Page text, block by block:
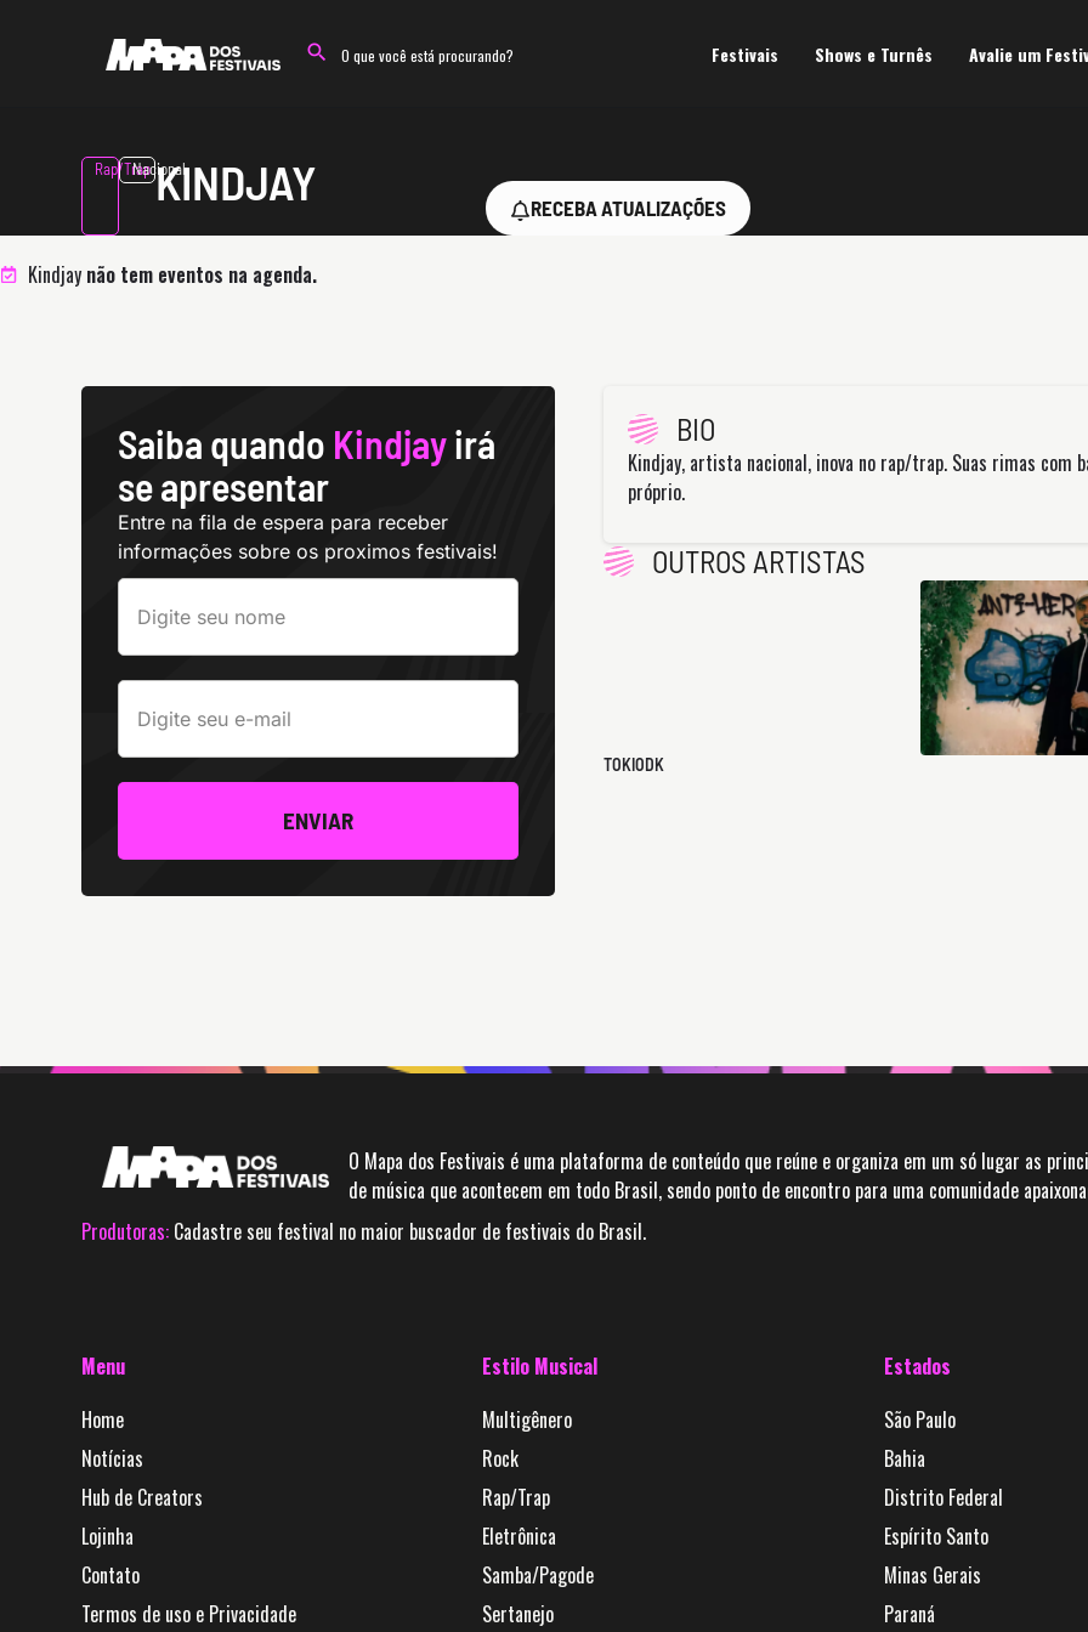
Festivais Shows e Turnês Avalie um
Rap/TrapNacional
KINDJAY RECEBA ATUALIZAÇÕES
Kindjay não tem eventos na agenda.
Saiba quando Kindjayirá
se apresentar
Entre na fila de espera para receber
informações sobre os proximos festivais!
ENVIAR
BIO
Kindjay, artista nacional, inova no rap/trap. Suas rimas com
próprio.
OUTROS ARTISTAS
TOKIODK
O Mapa dos Festivais é uma plataforma de conteúdo que reúne e organiza em um só lugar as
de música que acontecem em todo Brasil, sendo ponto de encontro para uma comunidade
Produtoras: Cadastre seu festival no maior buscador de festivais do Brasil.
Menu
Home
Notícias
Hub de Creators
Lojinha
Contato
Termos de uso e Privacidade
Estilo Musical
Multigênero
Rock
Rap/Trap
Eletrônica
Samba/Pagode
Sertanejo
Estados
São Paulo
Bahia
Distrito Federal
Espírito Santo
Minas Gerais
Paraná